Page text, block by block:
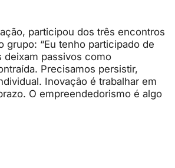
participou dos três encontros
“Eu tenho participado de
deixam passivos como
Precisamos persistir,
Inovação é trabalhar em
O empreendedorismo é algo